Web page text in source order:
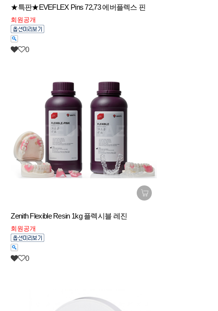
★특판★EVEFLEX Pins 72,73 에버플렉스 핀
회원공개
0
Zenith Flexible Resin 1kg 플렉시블 레진
회원공개
0